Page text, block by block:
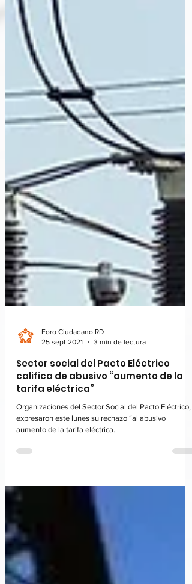
Foro Ciudadano RD
Sector social del Pacto Eléctrico
califica de abusivo “aumento de la
tarifa eléctrica”
Organizaciones del Sector Social del Pacto Eléctrico,
expresaron este lunes su rechazo “al abusivo